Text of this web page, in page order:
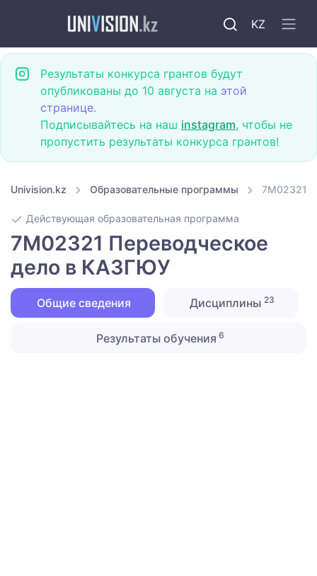
KZ
Результаты конкурса грантов будут
опубликованы до 10 августа на этой
странице.
Подписывайтесь на наш instagram, чтобы не
пропустить результаты конкурса грантов!
Univision.kz Образовательные программы 7M02321
Действующая образовательная программа
7M02321 Переводческое
дело в КАЗГЮУ
Общие сведения Дисциплины 23
Результаты обучения 6